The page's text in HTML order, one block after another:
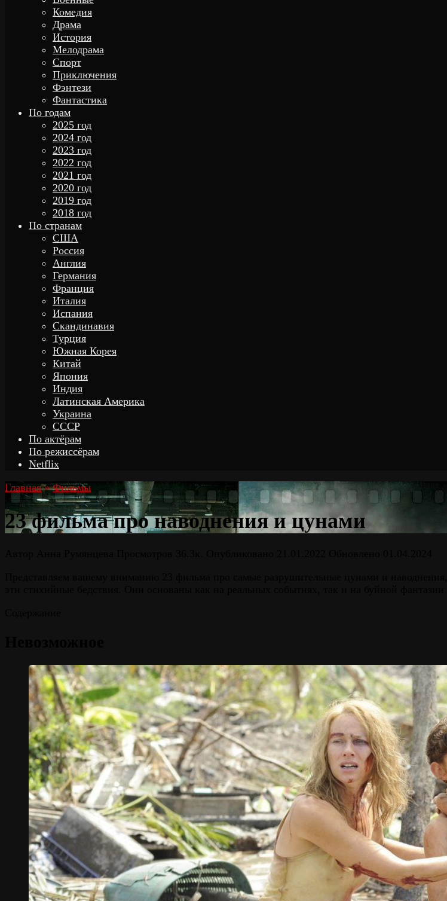
Комедия
Драма
История
Мелодрама
Спорт
Приключения
Фэнтези
Фантастика
По годам
2025 год
2024 год
2023 год
2022 год
2021 год
2020 год
2019 год
2018 год
По странам
США
Россия
Англия
Германия
Франция
Италия
Испания
Скандинавия
Турция
Южная Корея
Китай
Япония
Индия
Латинская Америка
Украина
СССР
По актёрам
По режиссёрам
Netflix
Главная » Фильмы
23 фильма про наводнения и цунами